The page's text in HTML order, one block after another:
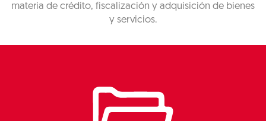
materia de crédito, fiscalización y adquisición de bienes
y servicios.